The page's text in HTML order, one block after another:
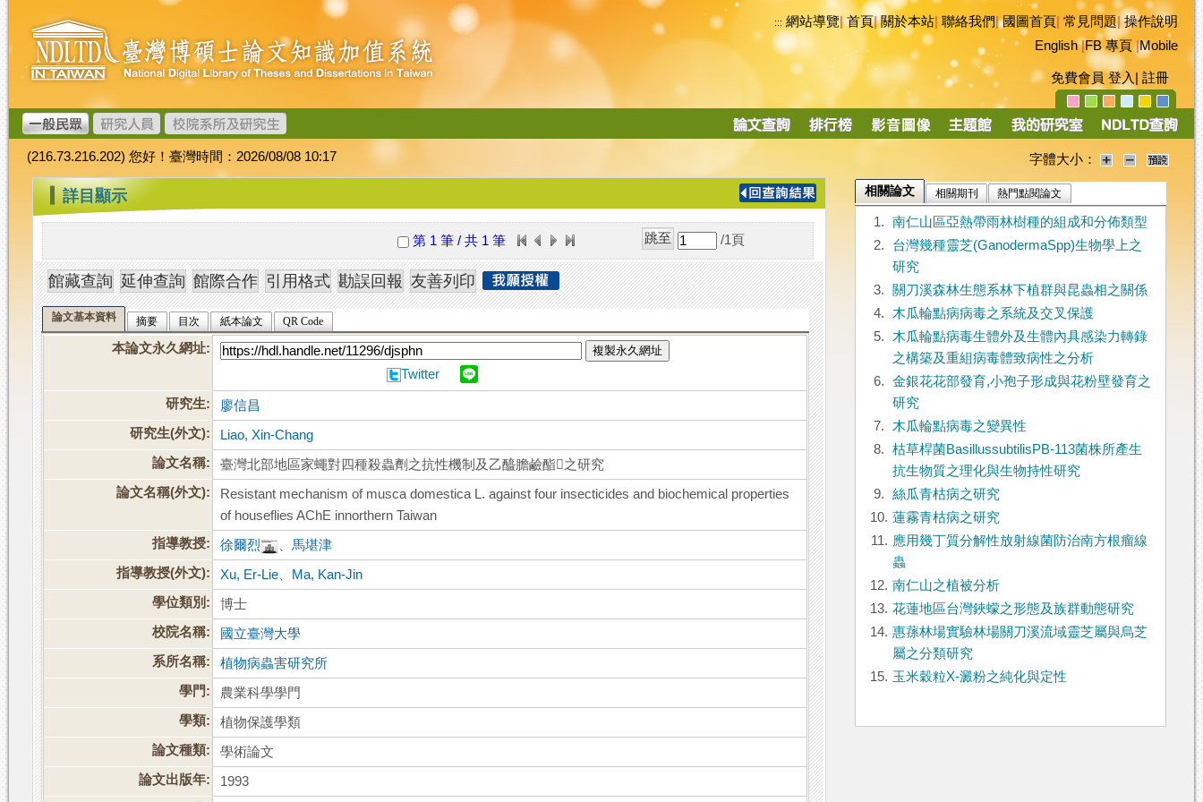
跳
到
主
要
內
容
臺
灣
博
碩
士
論
文
加
值
系
統
::: 網站導覽|首頁|關於本站 聯絡我們|國圖首頁 常見問題|操作說明
English|FB 專頁|Mobile
免費會員 登入 註冊
導
(216.73.216.202) 您好！臺灣時間：2026/08/08 10:17 字體大小：
::: 詳目顯示
第 1 筆 / 共 1 筆 /1 頁
論文基本資料 摘要 目次 紙本論文 QR Code
本論文永久網址: 複製永久網址
Twitter
研究生:
廖信昌
研究生(外文):
Liao, Xin-Chang
論文名稱:
臺灣北部地區家蠅對四種殺蟲劑之抗性機制及乙醯膽鹼酯之研究
論文名稱(外文):
Resistant mechanism of musca domestica L. against four insecticides and biochemical properties
of houseflies AChE innorthern Taiwan
指導教授:
徐爾烈
馬堪津
指導教授(外文):
Xu, Er-Lie
Ma, Kan-Jin
學位類別:
博士
校院名稱:
國立臺灣大學
系所名稱:
植物病蟲害研究所
學門:
農業科學學門
學類:
植物保護學類
論文種類:
學術論文
論文出版年:
1993
相關論文 相關期刊 熱門點閱論文
1.
南仁山區亞熱帶雨林樹種的組成和分佈類型
2.
台灣幾種靈芝(GanodermaSpp)生物學上之
研究
3.
關刀溪森林生態系林下植群與昆蟲相之關係
4.
木瓜輪點病病毒之系統及交叉保護
5.
木瓜輪點病毒生體外及生體內具感染力轉錄
之構築及重組病毒體致病性之分析
6.
金銀花花部發育,小孢子形成與花粉壁發育之
研究
7.
木瓜輪點病毒之變異性
8.
枯草桿菌BasillussubtilisPB-113菌株所產生
抗生物質之理化與生物持性研究
9.
絲瓜青枯病之研究
10. 蓮霧青枯病之研究
11. 應用幾丁質分解性放射線菌防治南方根瘤線
蟲
12. 南仁山之植被分析
13. 花蓮地區台灣鋏蠓之形態及族群動態研究
14. 惠蓀林場實驗林場關刀溪流域靈芝屬與烏芝
屬之分類研究
15. 玉米穀粒X-澱粉之純化與定性